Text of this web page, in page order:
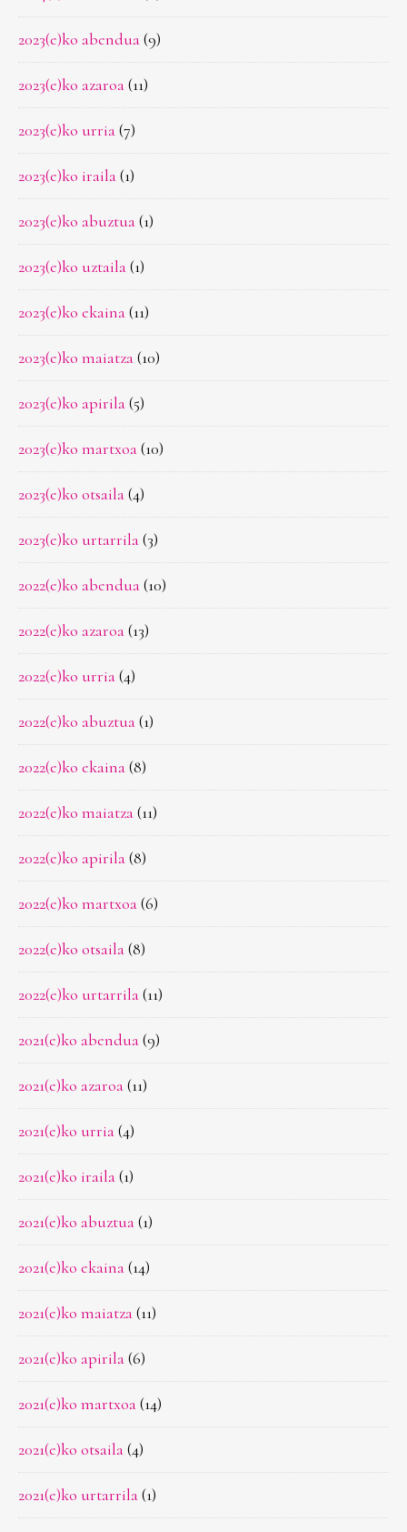
2023(e)ko abendua(9)
2023(e)ko azaroa(11)
2023(e)ko urria(7)
2023(e)ko iraila(1)
2023(e)ko abuztua(1)
2023(e)ko uztaila(1)
2023(e)ko ekaina(11)
2023(e)ko maiatza(10)
2023(e)ko apirila(5)
2023(e)ko martxoa(10)
2023(e)ko otsaila(4)
2023(e)ko urtarrila(3)
2022(e)ko abendua(10)
2022(e)ko azaroa(13)
2022(e)ko urria(4)
2022(e)ko abuztua(1)
2022(e)ko ekaina(8)
2022(e)ko maiatza(11)
2022(e)ko apirila(8)
2022(e)ko martxoa(6)
2022(e)ko otsaila(8)
2022(e)ko urtarrila(11)
2021(e)ko abendua(9)
2021(e)ko azaroa(11)
2021(e)ko urria(4)
2021(e)ko iraila(1)
2021(e)ko abuztua(1)
2021(e)ko ekaina(14)
2021(e)ko maiatza(11)
2021(e)ko apirila(6)
2021(e)ko martxoa(14)
2021(e)ko otsaila(4)
2021(e)ko urtarrila(1)